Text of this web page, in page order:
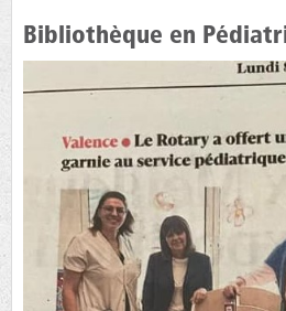
Bibliothèque en